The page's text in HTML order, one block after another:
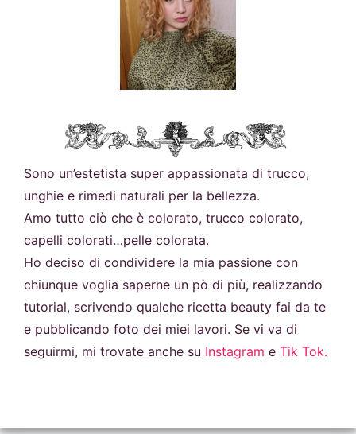
Sono un’estetista super appassionata di trucco,
unghie e rimedi naturali per la bellezza.
Amo tutto ciò che è colorato, trucco colorato,
capelli colorati…pelle colorata.
Ho deciso di condividere la mia passione con
chiunque voglia saperne un pò di più, realizzando
tutorial, scrivendo qualche ricetta beauty fai da te
e pubblicando foto dei miei lavori. Se vi va di
seguirmi, mi trovate anche su Instagram e Tik Tok.